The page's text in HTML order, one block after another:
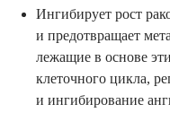
Ингибирует рост
и предотвращает
лежащие в основе
клеточного цикла,
и ингибирование